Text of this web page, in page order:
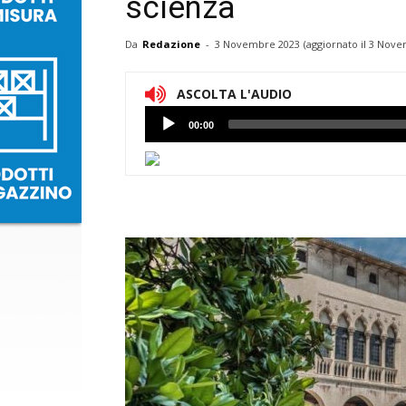
scienza
Da Redazione - 3 Novembre 2023 (aggiornato il 3
ASCOLTA L'AUDIO
Lettore
Audio
00:00